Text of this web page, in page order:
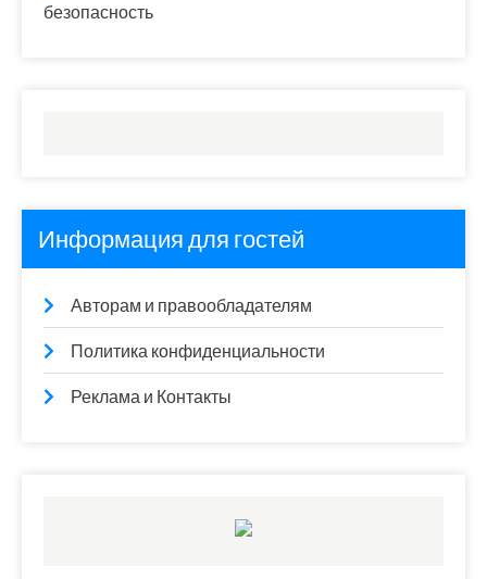
безопасность
Информация для гостей
Авторам и правообладателям
Политика конфиденциальности
Реклама и Контакты